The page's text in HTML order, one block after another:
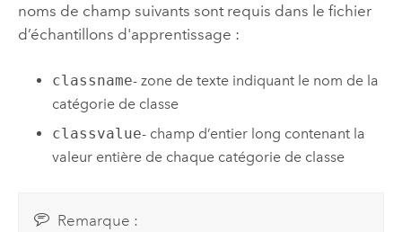
noms de champ suivants sont requis dans le fichier
d’échantillons d'apprentissage :
classname- zone de texte indiquant le nom de la
catégorie de classe
classvalue- champ d’entier long contenant la
valeur entière de chaque catégorie de classe
Remarque :